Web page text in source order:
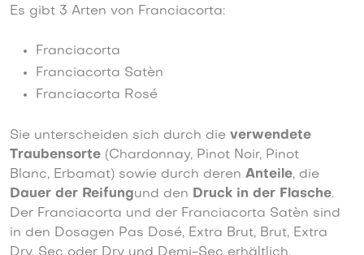
Es gibt 3 Arten von Franciacorta:
Franciacorta
Franciacorta Satèn
Franciacorta Rosé
Sie unterscheiden sich durch die verwendete
Traubensorte (Chardonnay, Pinot Noir, Pinot
Blanc, Erbamat) sowie durch deren Anteile, die
Dauer der Reifungund den Druck in der Flasche.
Der Franciacorta und der Franciacorta Satèn sind
in den Dosagen Pas Dosé, Extra Brut, Brut, Extra
Dry, Sec oder Dry und Demi-Sec erhältlich,